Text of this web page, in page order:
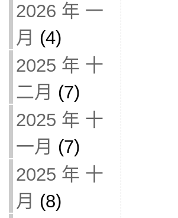
2026 年 一
月 (4)
2025 年 十
二月 (7)
2025 年 十
一月 (7)
2025 年 十
月 (8)